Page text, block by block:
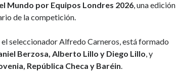
Mundo por Equipos Londres 2026, una edición
de la competición.
seleccionador Alfredo Carneros, está formado
Berzosa, Alberto Lillo y Diego Lillo, y
República Checa y Baréin.